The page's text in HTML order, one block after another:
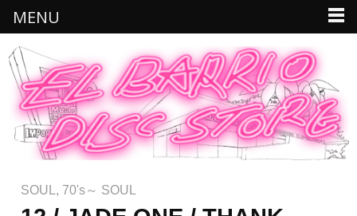
SOUL , 70's～ SOUL
MENU